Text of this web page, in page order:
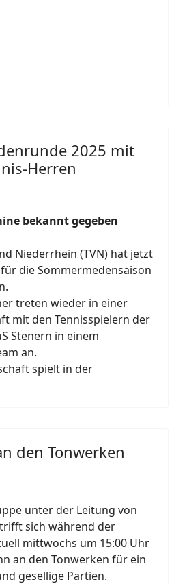
2025 mit
Herren
bekannt gegeben
Niederrhein (TVN) hat jetzt
die Sommermedensaison
treten wieder in einer
mit den Tennisspielern der
Stenern in einem
an.
spielt in der
den Tonwerken
unter der Leitung von
sich während der
mittwochs um 15:00 Uhr
an den Tonwerken für ein
gesellige Partien.